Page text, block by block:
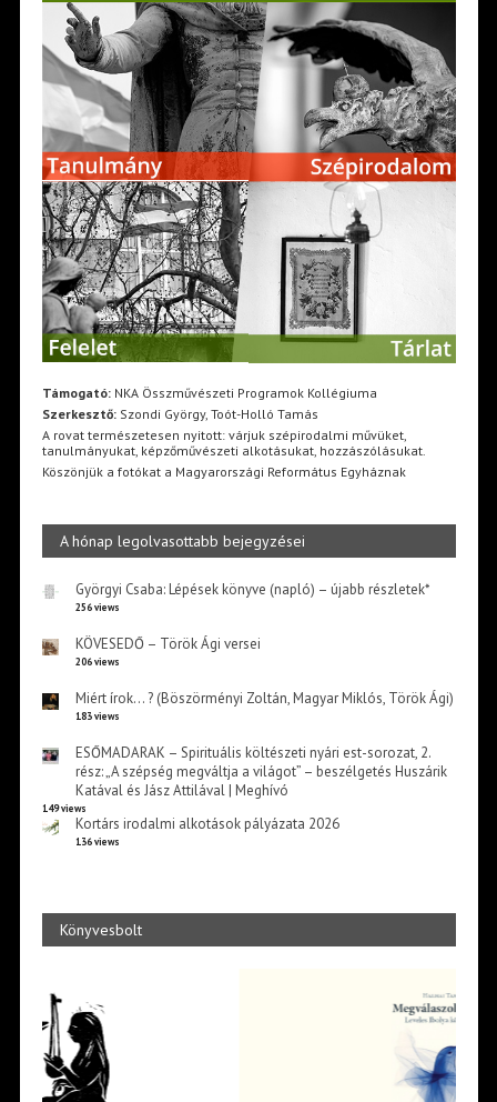
Támogató:NKA Összművészeti Programok Kollégiuma
Szerkesztő:Szondi György, Toót-Holló Tamás
A rovat természetesen nyitott: várjuk szépirodalmi művüket,
tanulmányukat, képzőművészeti alkotásukat, hozzászólásukat.
Köszönjük a fotókat a Magyarországi Református Egyháznak
A hónap legolvasottabb bejegyzései
Györgyi Csaba: Lépések könyve (napló) – újabb részletek*
256 views
KÖVESEDŐ – Török Ági versei
206 views
Miért írok… ? (Böszörményi Zoltán, Magyar Miklós, Török Ági)
183 views
ESŐMADARAK – Spirituális költészeti nyári est-sorozat, 2.
rész: „A szépség megváltja a világot” – beszélgetés Huszárik
Katával és Jász Attilával | Meghívó
149 views
Kortárs irodalmi alkotások pályázata 2026
136 views
Könyvesbolt